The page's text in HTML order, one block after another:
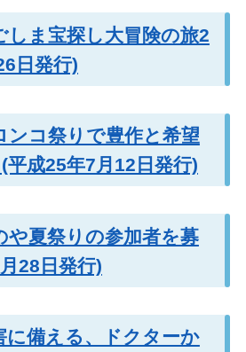
しま宝探し大冒険の旅2
日発行)
ンコ祭りで豊作と希望
平成25年7月12日発行)
や夏祭りの参加者を募
28日発行)
に備える、ドクターか